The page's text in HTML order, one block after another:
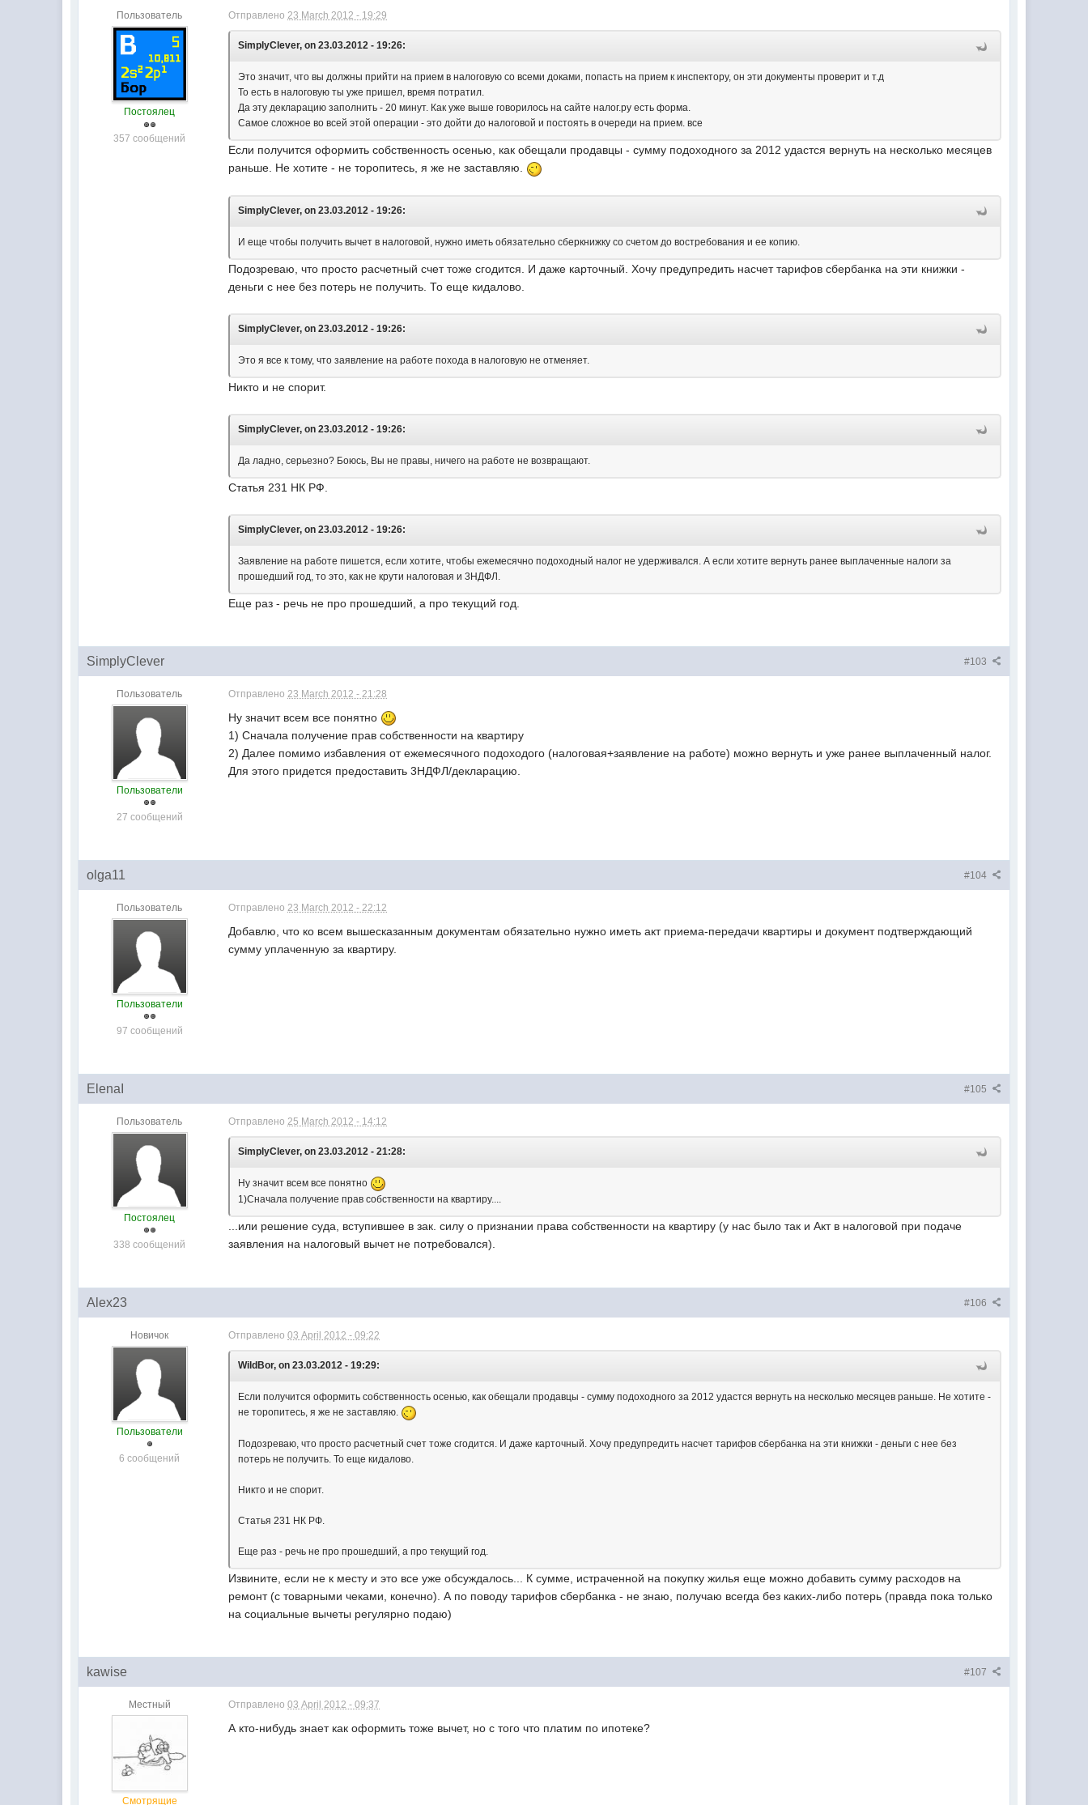
Пользователь
Постоялец
357 сообщений
Отправлено23 March 2012 - 19:29
SimplyClever, on 23.03.2012 - 19:26:
Это значит, что вы должны прийти на прием в налоговую со всеми доками, попасть на прием к инспектору, он эти документы проверит и т.д
То есть в налоговую ты уже пришел, время потратил.
Да эту декларацию заполнить - 20 минут. Как уже выше говорилось на сайте налог.ру есть форма.
Самое сложное во всей этой операции - это дойти до налоговой и постоять в очереди на прием. все
Если получится оформить собственность осенью, как обещали продавцы - сумму подоходного за 2012 удастся вернуть на несколько месяцев
раньше. Не хотите - не торопитесь, я же не заставляю.
SimplyClever, on 23.03.2012 - 19:26:
И еще чтобы получить вычет в налоговой, нужно иметь обязательно сберкнижку со счетом до востребования и ее копию.
Подозреваю, что просто расчетный счет тоже сгодится. И даже карточный. Хочу предупредить насчет тарифов сбербанка на эти книжки -
деньги с нее без потерь не получить. То еще кидалово.
SimplyClever, on 23.03.2012 - 19:26:
Это я все к тому, что заявление на работе похода в налоговую не отменяет.
Никто и не спорит.
SimplyClever, on 23.03.2012 - 19:26:
Да ладно, серьезно? Боюсь, Вы не правы, ничего на работе не возвращают.
Статья 231 НК РФ.
SimplyClever, on 23.03.2012 - 19:26:
Заявление на работе пишется, если хотите, чтобы ежемесячно подоходный налог не удерживался. А если хотите вернуть ранее выплаченные налоги за
прошедший год, то это, как не крути налоговая и 3НДФЛ.
Еще раз - речь не про прошедший, а про текущий год.
#103
SimplyClever
Пользователь
Пользователи
27 сообщений
Отправлено 23 March 2012 - 21:28
Ну значит всем все понятно
1) Сначала получение прав собственности на квартиру
2) Далее помимо избавления от ежемесячного подоходого (налоговая+заявление на работе) можно вернуть и уже ранее выплаченный налог.
Для этого придется предоставить 3НДФЛ/декларацию.
#104
olga11
Пользователь
Пользователи
97 сообщений
Отправлено 23 March 2012 - 22:12
Добавлю, что ко всем вышесказанным документам обязательно нужно иметь акт приема-передачи квартиры и документ подтверждающий
сумму уплаченную за квартиру.
#105
ElenaI
Пользователь
Постоялец
338 сообщений
Отправлено 25 March 2012 - 14:12
SimplyClever, on 23.03.2012 - 21:28:
Ну значит всем все понятно
1)Сначала получение прав собственности на квартиру....
...или решение суда, вступившее в зак. силу о признании права собственности на квартиру (у нас было так и Акт в налоговой при подаче
заявления на налоговый вычет не потребовался).
#106
Alex23
Новичок
Пользователи
6 сообщений
Отправлено03 April 2012 - 09:22
WildBor, on 23.03.2012 - 19:29:
Если получится оформить собственность осенью, как обещали продавцы - сумму подоходного за 2012 удастся вернуть на несколько месяцев раньше. Не хотите -
не торопитесь, я же не заставляю.
Подозреваю, что просто расчетный счет тоже сгодится. И даже карточный. Хочу предупредить насчет тарифов сбербанка на эти книжки - деньги с нее без
потерь не получить. То еще кидалово.
Никто и не спорит.
Статья 231 НК РФ.
Еще раз - речь не про прошедший, а про текущий год.
Извините, если не к месту и это все уже обсуждалось... К сумме, истраченной на покупку жилья еще можно добавить сумму расходов на
ремонт (с товарными чеками, конечно). А по поводу тарифов сбербанка - не знаю, получаю всегда без каких-либо потерь (правда пока только
на социальные вычеты регулярно подаю)
#107
kawise
Местный
Смотрящие
Отправлено03 April 2012 - 09:37
А кто-нибудь знает как оформить тоже вычет, но с того что платим по ипотеке?